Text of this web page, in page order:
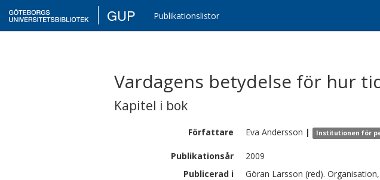
GUP Publikationslistor
Vardagens betydelse för hur
Kapitel i bok
Författare Eva Andersson | Institutionen för
Publikationsår
2009
Publicerad i
Göran Larsson (red).